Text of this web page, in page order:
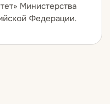
Министерства
Федерации.